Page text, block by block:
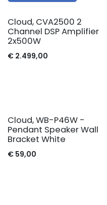
Cloud, CVA2500 2
Channel DSP Amplifier
2x500W
€ 2.499,00
Cloud, WB-P46W -
Pendant Speaker Wall
Bracket White
€ 59,00